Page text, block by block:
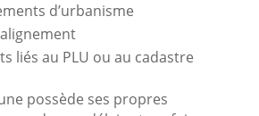
d’urbanisme
liés au PLU ou au cadastre
possède ses propres